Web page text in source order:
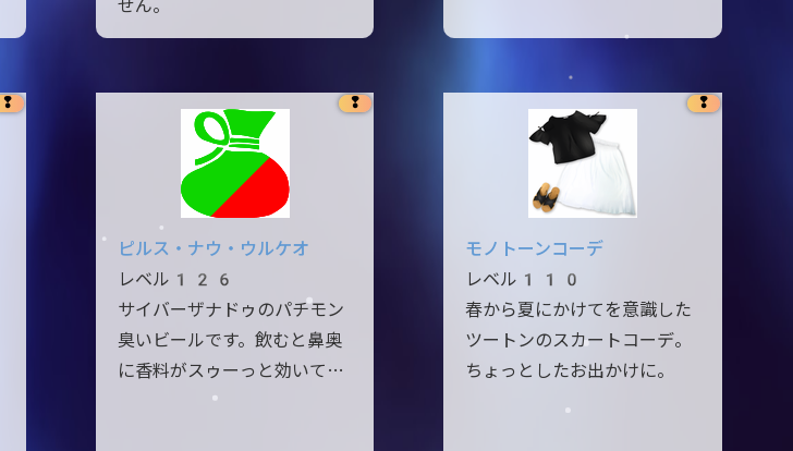
せん。
❢ ❢
ピルス・ナウ・ウルケオ
レベル126
サイバーザナドゥのパチモン
臭いビールです。飲むと鼻奥
に香料がスゥーっと効いて…
❢
モノトーンコーデ
レベル110
春から夏にかけてを意識した
ツートンのスカートコーデ。
ちょっとしたお出かけに。